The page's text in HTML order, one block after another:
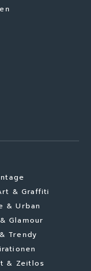
& Graffiti
& Urban
Glamour
Trendy
& Zeitlos